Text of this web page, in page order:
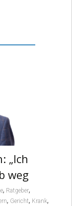
„Ich
weg
, Ratgeber,
, Gericht, Krank,